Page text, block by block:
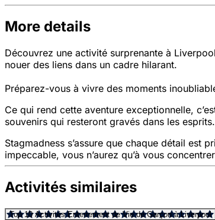
More details
Découvrez une activité surprenante à
nouer des liens dans un cadre hilarant.
Préparez-vous à vivre des moments
Ce qui rend cette aventure exceptionnelle,
souvenirs qui resteront gravés dans les
Stagmadness s’assure que chaque détail est
impeccable, vous n’aurez qu’à vous
Activités similaires
Top 10 Activités Enterrement de Vie de Garçon à Liverpool